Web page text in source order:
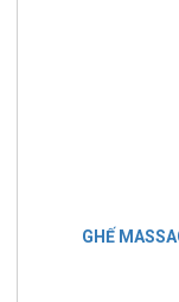
GHẾ